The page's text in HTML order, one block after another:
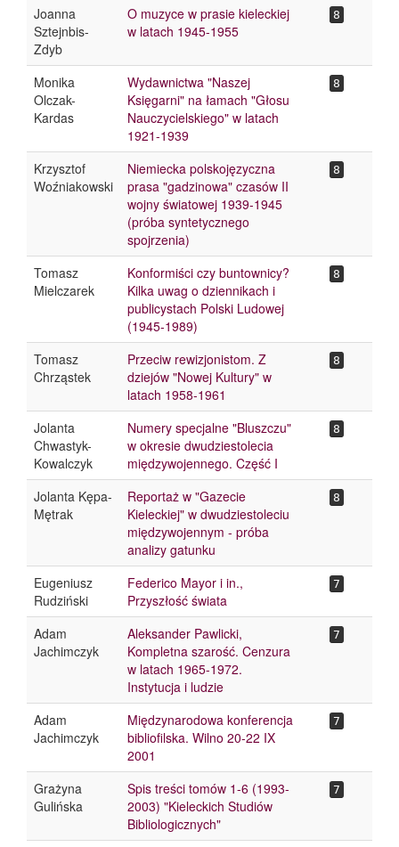
Joanna
Sztejnbis-
Zdyb
O muzyce w prasie kieleckiej
w latach 1945-1955
8
Monika
Olczak-
Kardas
Wydawnictwa "Naszej
Księgarni" na łamach "Głosu
Nauczycielskiego" w latach
1921-1939
8
Krzysztof
Woźniakowski
Niemiecka polskojęzyczna
prasa "gadzinowa" czasów II
wojny światowej 1939-1945
(próba syntetycznego
spojrzenia)
8
Tomasz
Mielczarek
Konformiści czy buntownicy?
Kilka uwag o dziennikach i
publicystach Polski Ludowej
(1945-1989)
8
Tomasz
Chrząstek
Przeciw rewizjonistom. Z
dziejów "Nowej Kultury" w
latach 1958-1961
8
Jolanta
Chwastyk-
Kowalczyk
Numery specjalne "Bluszczu"
w okresie dwudziestolecia
międzywojennego. Część I
8
Jolanta Kępa-
Mętrak
Reportaż w "Gazecie
Kieleckiej" w dwudziestoleciu
międzywojennym - próba
analizy gatunku
8
Eugeniusz
Rudziński
Federico Mayor i in.,
Przyszłość świata
7
Adam
Jachimczyk
Aleksander Pawlicki,
Kompletna szarość. Cenzura
w latach 1965-1972.
Instytucja i ludzie
7
Adam
Jachimczyk
Międzynarodowa konferencja
bibliofilska. Wilno 20-22 IX
2001
7
Grażyna
Gulińska
Spis treści tomów 1-6 (1993-
2003) "Kieleckich Studiów
Bibliologicznych"
7